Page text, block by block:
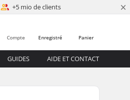
+5 mio de clients ×
Panier
Enregistré
Compte
GUIDES AIDE ET CONTACT